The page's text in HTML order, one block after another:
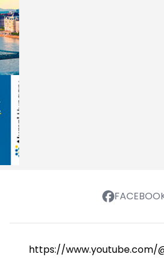
https://www.youtube.com/